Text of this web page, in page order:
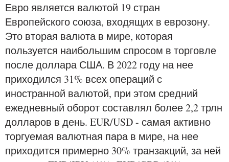
Евро является валютой 19 стран
Европейского союза, входящих в еврозону.
Это вторая валюта в мире, которая
пользуется наибольшим спросом в торговле
после доллара США. В 2022 году на нее
приходился 31% всех операций с
иностранной валютой, при этом средний
ежедневный оборот составлял более 2,2 трлн
долларов в день. EUR/USD - самая активно
торгуемая валютная пара в мире, на нее
приходится примерно 30% транзакций, за ней